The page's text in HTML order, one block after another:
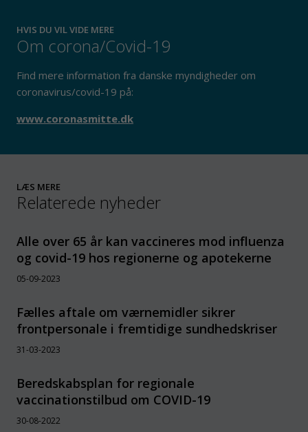
HVIS DU VIL VIDE MERE
Om corona/Covid-19
Find mere information fra danske myndigheder om
coronavirus/covid-19 på:
www.coronasmitte.dk
LÆS MERE
Relaterede nyheder
Alle over 65 år kan vaccineres mod influenza
og covid-19 hos regionerne og apotekerne
05-09-2023
Fælles aftale om værnemidler sikrer
frontpersonale i fremtidige sundhedskriser
31-03-2023
Beredskabsplan for regionale
vaccinationstilbud om COVID-19
30-08-2022